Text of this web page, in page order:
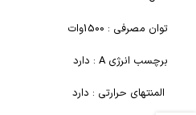
توان مصرفی : 1500وات
برچسب انرژی A : دارد
المنتهای حرارتی : دارد